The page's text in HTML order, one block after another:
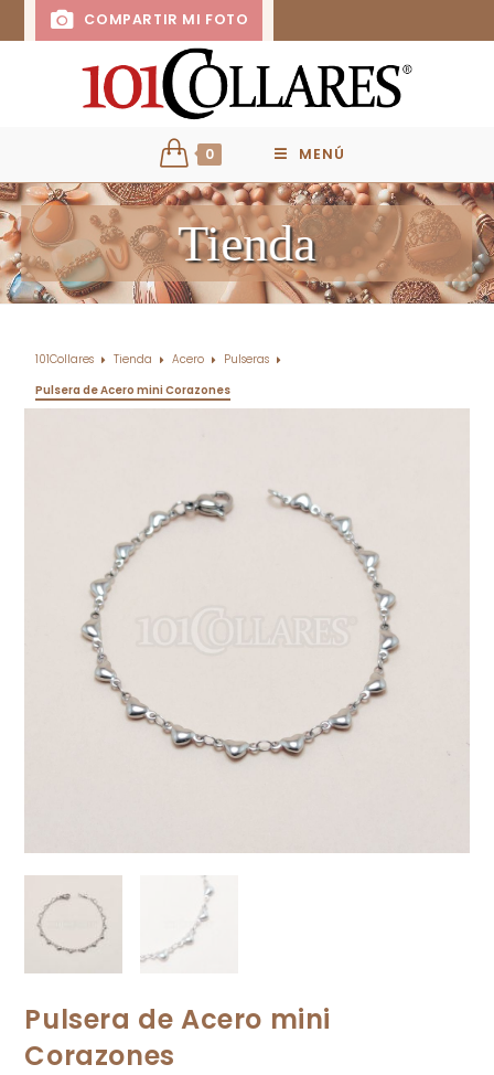
COMPARTIR MI FOTO
0 MENÚ
Tienda
101Collares Tienda Acero
Pulseras
Pulsera de Acero mini Corazones
Pulsera de Acero mini
Corazones